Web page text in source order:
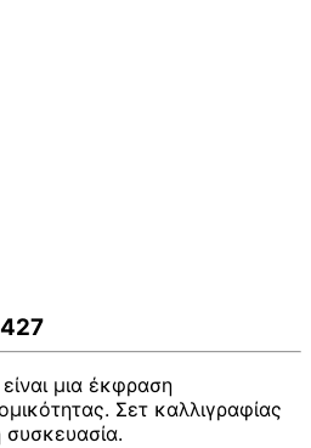
€.
μια έκφραση
Σετ καλλιγραφίας
συσκευασία.